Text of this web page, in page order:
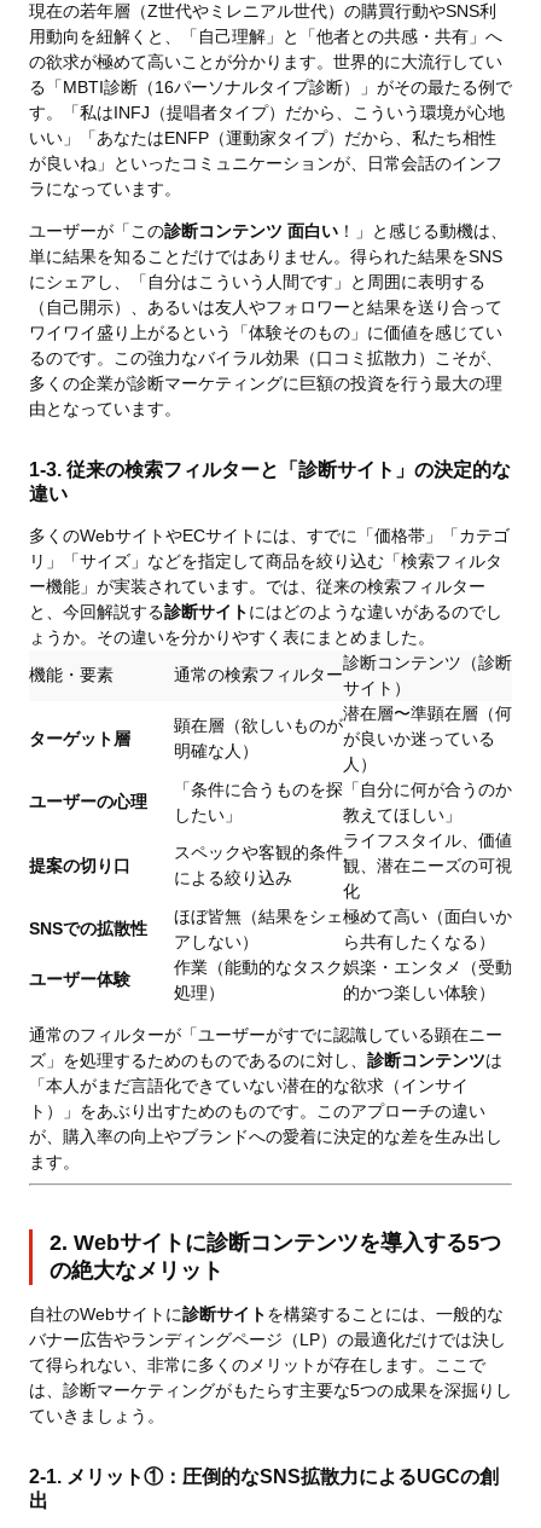
現在の若年層（Z世代やミレニアル世代）の購買行動やSNS利
用動向を紐解くと、「自己理解」と「他者との共感・共有」へ
の欲求が極めて高いことが分かります。世界的に大流行してい
る「MBTI診断（16パーソナルタイプ診断）」がその最たる例で
す。「私はINFJ（提唱者タイプ）だから、こういう環境が心地
いい」「あなたはENFP（運動家タイプ）だから、私たち相性
が良いね」といったコミュニケーションが、日常会話のインフ
ラになっています。
ユーザーが「この診断コンテンツ 面白い！」と感じる動機は、
単に結果を知ることだけではありません。得られた結果をSNS
にシェアし、「自分はこういう人間です」と周囲に表明する
（自己開示）、あるいは友人やフォロワーと結果を送り合って
ワイワイ盛り上がるという「体験そのもの」に価値を感じてい
るのです。この強力なバイラル効果（口コミ拡散力）こそが、
多くの企業が診断マーケティングに巨額の投資を行う最大の理
由となっています。
1-3. 従来の検索フィルターと「診断サイト」の決定的な
違い
多くのWebサイトやECサイトには、すでに「価格帯」「カテゴ
リ」「サイズ」などを指定して商品を絞り込む「検索フィルタ
ー機能」が実装されています。では、従来の検索フィルター
と、今回解説する診断サイトにはどのような違いがあるのでし
ょうか。その違いを分かりやすく表にまとめました。
機能・要素
通常の検索フィルター
診断コンテンツ（診断
サイト）
ターゲット層
顕在層（欲しいものが
明確な人）
潜在層〜準顕在層（何
が良いか迷っている
人）
ユーザーの心理
「条件に合うものを探
したい」
「自分に何が合うのか
教えてほしい」
提案の切り口
スペックや客観的条件
による絞り込み
ライフスタイル、価値
観、潜在ニーズの可視
化
SNSでの拡散性
ほぼ皆無（結果をシェ
アしない）
極めて高い（面白いか
ら共有したくなる）
ユーザー体験
作業（能動的なタスク
処理）
娯楽・エンタメ（受動
的かつ楽しい体験）
通常のフィルターが「ユーザーがすでに認識している顕在ニー
ズ」を処理するためのものであるのに対し、 診断コンテンツは
「本人がまだ言語化できていない潜在的な欲求（インサイ
ト）」をあぶり出すためのものです。このアプローチの違い
が、購入率の向上やブランドへの愛着に決定的な差を生み出し
ます。
2. Webサイトに診断コンテンツを導入する5つ
の絶大なメリット
自社のWebサイトに診断サイトを構築することには、一般的な
バナー広告やランディングページ（LP）の最適化だけでは決し
て得られない、非常に多くのメリットが存在します。ここで
は、診断マーケティングがもたらす主要な5つの成果を深掘りし
ていきましょう。
2-1. メリット①：圧倒的なSNS拡散力によるUGCの創
出